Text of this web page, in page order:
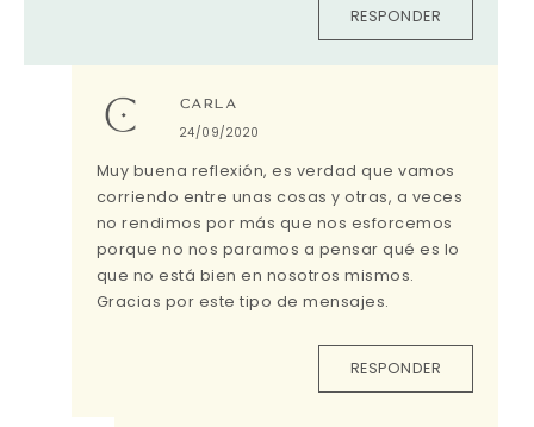
RESPONDER
CARLA
24/09/2020
Muy buena reflexión, es verdad que vamos
corriendo entre unas cosas y otras, a veces
no rendimos por más que nos esforcemos
porque no nos paramos a pensar qué es lo
que no está bien en nosotros mismos.
Gracias por este tipo de mensajes.
RESPONDER